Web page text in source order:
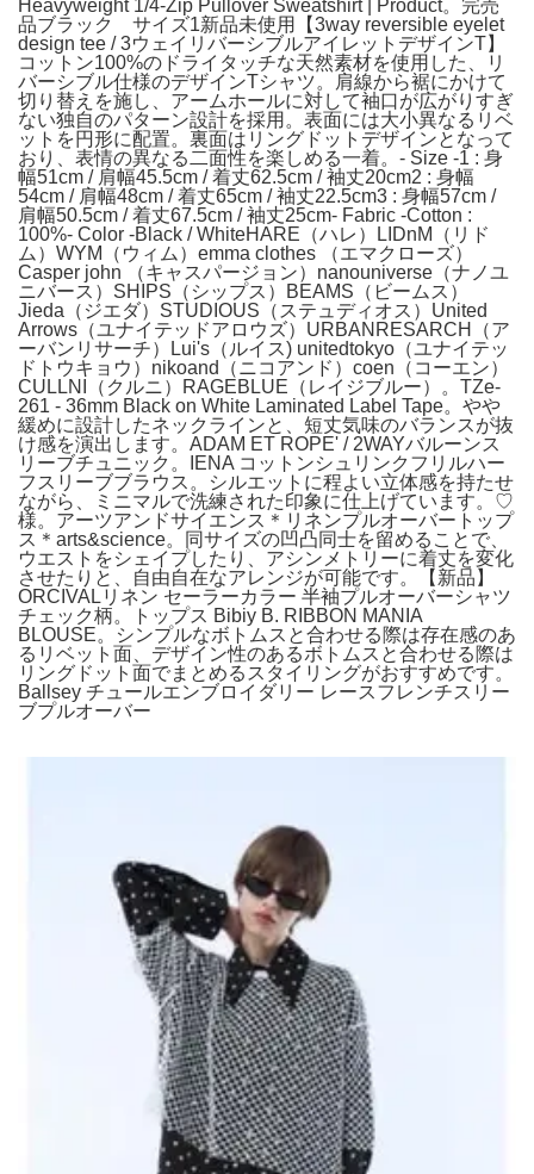
Heavyweight 1/4-Zip Pullover Sweatshirt | Product。完売
品ブラック サイズ1新品未使用【3way reversible eyelet
design tee / 3ウェイリバーシブルアイレットデザインT】
コットン100%のドライタッチな天然素材を使用した、リ
バーシブル仕様のデザインTシャツ。肩線から裾にかけて
切り替えを施し、アームホールに対して袖口が広がりすぎ
ない独自のパターン設計を採用。表面には大小異なるリベ
ットを円形に配置。裏面はリングドットデザインとなって
おり、表情の異なる二面性を楽しめる一着。- Size -1 : 身
幅51cm / 肩幅45.5cm / 着丈62.5cm / 袖丈20cm2 : 身幅
54cm / 肩幅48cm / 着丈65cm / 袖丈22.5cm3 : 身幅57cm /
肩幅50.5cm / 着丈67.5cm / 袖丈25cm- Fabric -Cotton :
100%- Color -Black / WhiteHARE（ハレ）LIDnM（リド
ム）WYM（ウィム）emma clothes （エマクローズ）
Casper john （キャスパージョン）nanouniverse（ナノユ
ニバース）SHIPS（シップス）BEAMS（ビームス）
Jieda（ジエダ）STUDIOUS（ステュディオス）United
Arrows（ユナイテッドアロウズ）URBANRESARCH（ア
ーバンリサーチ）Lui's（ルイス) unitedtokyo（ユナイテッ
ドトウキョウ）nikoand（ニコアンド）coen（コーエン）
CULLNI（クルニ）RAGEBLUE（レイジブルー）。TZe-
261 - 36mm Black on White Laminated Label Tape。やや
緩めに設計したネックラインと、短丈気味のバランスが抜
け感を演出します。ADAM ET ROPE' / 2WAYバルーンス
リーブチュニック。IENA コットンシュリンクフリルハー
フスリーブブラウス。シルエットに程よい立体感を持たせ
ながら、ミニマルで洗練された印象に仕上げています。♡
様。アーツアンドサイエンス＊リネンプルオーバートップ
ス＊arts&science。同サイズの凹凸同士を留めることで、
ウエストをシェイプしたり、アシンメトリーに着丈を変化
させたりと、自由自在なアレンジが可能です。【新品】
ORCIVALリネン セーラーカラー 半袖プルオーバーシャツ
チェック柄。トップス Bibiy B. RIBBON MANIA
BLOUSE。シンプルなボトムスと合わせる際は存在感のあ
るリベット面、デザイン性のあるボトムスと合わせる際は
リングドット面でまとめるスタイリングがおすすめです。
Ballsey チュールエンブロイダリー レースフレンチスリー
ブプルオーバー